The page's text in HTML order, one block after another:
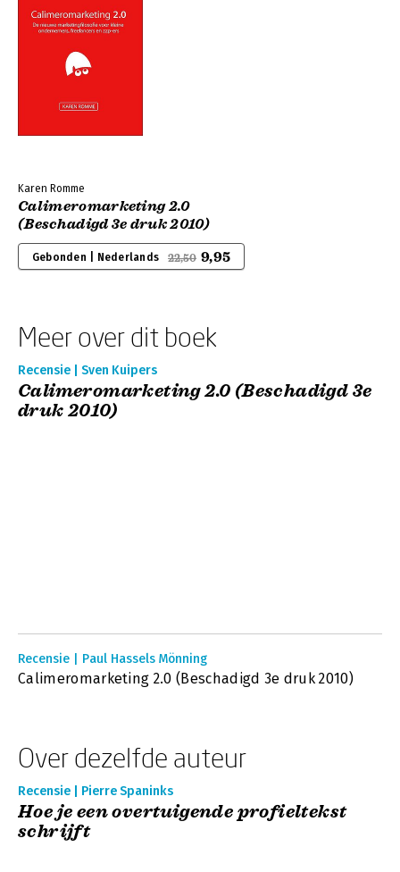
Karen Romme
Calimeromarketing 2.0
(Beschadigd 3e druk 2010)
Gebonden | Nederlands 22,50 9,95
Meer over dit boek
Recensie | Sven Kuipers
Calimeromarketing 2.0 (Beschadigd 3e
druk 2010)
Recensie | Paul Hassels Mönning
Calimeromarketing 2.0 (Beschadigd 3e druk 2010)
Over dezelfde auteur
Recensie | Pierre Spaninks
Hoe je een overtuigende profieltekst
schrijft